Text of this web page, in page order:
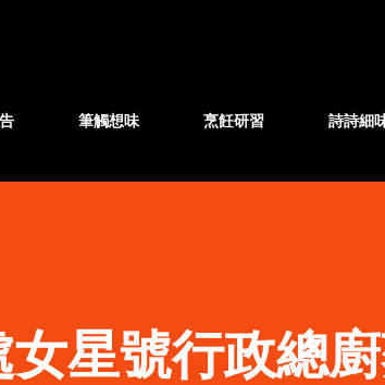
筆觸想味 烹飪研習 詩詩細
女星號行政總